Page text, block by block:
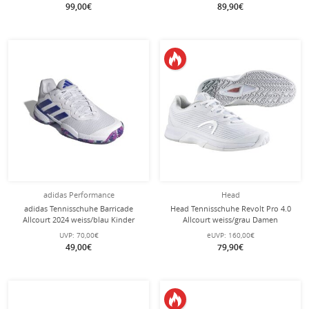
99,00€ 89,90€
adidas Performance
adidas Tennisschuhe Barricade
Allcourt 2024 weiss/blau Kinder
UVP: 70,00€
49,00€
Head
Head Tennisschuhe Revolt Pro 4.0
Allcourt weiss/grau Damen
eUVP: 160,00€
79,90€